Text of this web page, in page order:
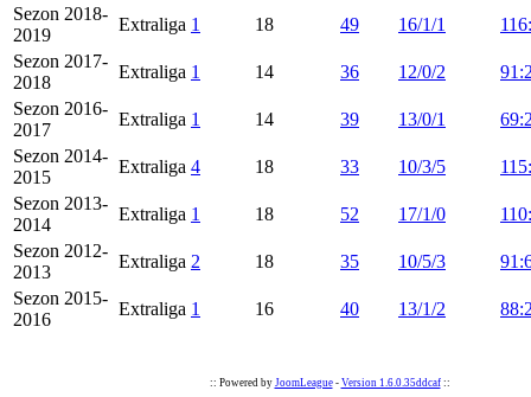
Sezon 2018-
2019
Extraliga 1 18 49 16/1/1
Sezon 2017-
2018
Extraliga 1 14 36 12/0/2
Sezon 2016-
2017
Extraliga 1 14 39 13/0/1
Sezon 2014-
2015
Extraliga 4 18 33 10/3/5
Sezon 2013-
2014
Extraliga 1 18 52 17/1/0
Sezon 2012-
2013
Extraliga 2 18 35 10/5/3
Sezon 2015-
2016
Extraliga 1 16 40 13/1/2
:: Powered by JoomLeague- Version 1.6.0.35ddcaf::